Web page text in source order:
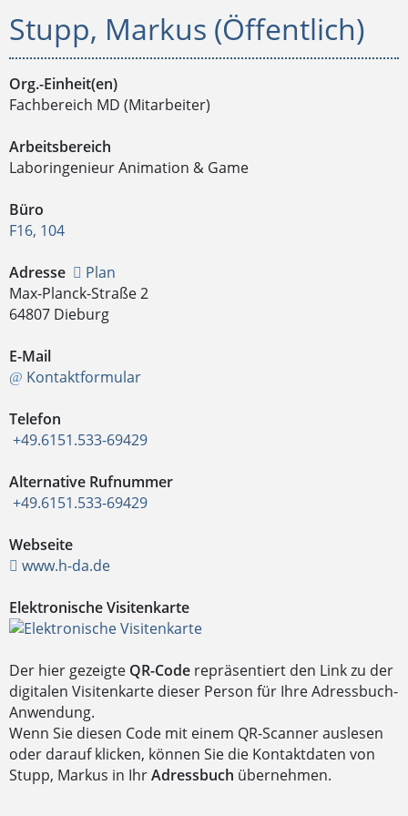
Stupp, Markus (Öffentlich)
Org.-Einheit(en)
Fachbereich MD (Mitarbeiter)
Arbeitsbereich
Laboringenieur Animation & Game
Büro
F16, 104
Adresse
Plan
Max-Planck-Straße 2
64807 Dieburg
E-Mail
Kontaktformular
Telefon
+49.6151.533-69429
Alternative Rufnummer
+49.6151.533-69429
Webseite
www.h-da.de
Elektronische Visitenkarte
Der hier gezeigte QR-Code repräsentiert den Link zu der
digitalen Visitenkarte dieser Person für Ihre Adressbuch-
Anwendung.
Wenn Sie diesen Code mit einem QR-Scanner auslesen
oder darauf klicken, können Sie die Kontaktdaten von
Stupp, Markus in IhrAdressbuch übernehmen.